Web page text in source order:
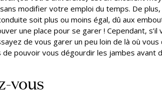
modifier votre emploi du temps. De
soit plus ou moins égal, dû aux
une place pour se garer ! Cependant,
de vous garer un peu loin de là où
pouvoir vous dégourdir les jambes avant
vous